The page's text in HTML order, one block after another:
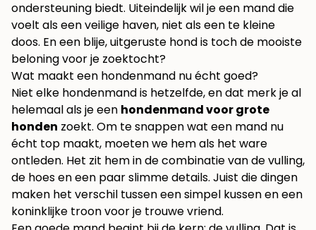
ondersteuning biedt. Uiteindelijk wil je een mand die
voelt als een veilige haven, niet als een te kleine
doos. En een blije, uitgeruste hond is toch de mooiste
beloning voor je zoektocht?
Wat maakt een hondenmand nu écht goed?
Niet elke hondenmand is hetzelfde, en dat merk je al
helemaal als je een hondenmand voor grote
honden zoekt. Om te snappen wat een mand nu
écht top maakt, moeten we hem als het ware
ontleden. Het zit hem in de combinatie van de vulling,
de hoes en een paar slimme details. Juist die dingen
maken het verschil tussen een simpel kussen en een
koninklijke troon voor je trouwe vriend.